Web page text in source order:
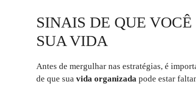
SINAIS DE QUE
SUA VIDA
Antes de mergulhar nas estratégias, é
de que sua vida organizada pode estar